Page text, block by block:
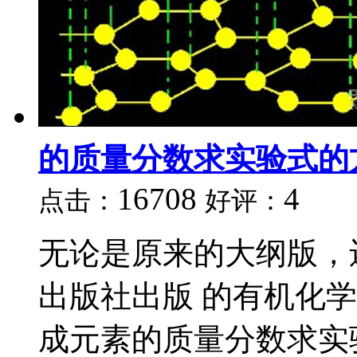
的质量分数求实验式的
点击： 16708 好评： 4
无论是原来的大纲版
出版社出版 的有机化
成元素的质量分数求